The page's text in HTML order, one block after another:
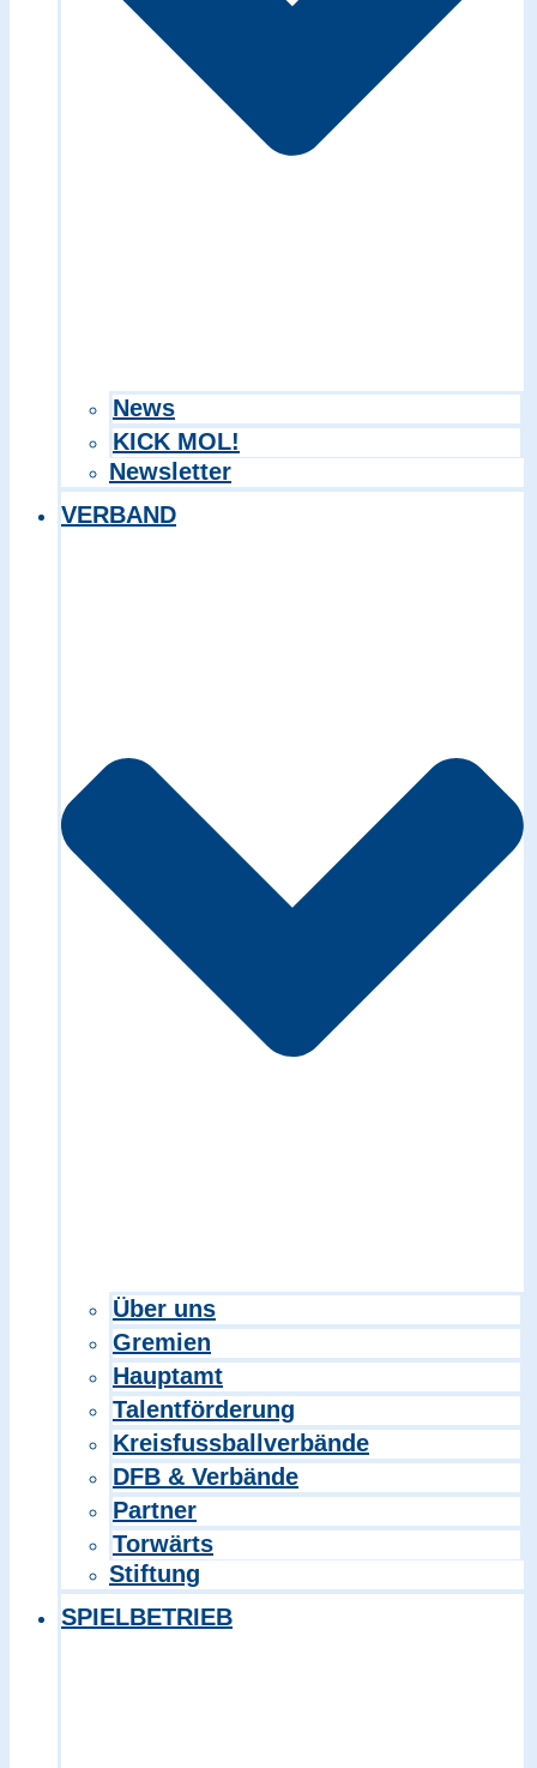
News
KICK MOL!
Newsletter
VERBAND
Über uns
Gremien
Hauptamt
Talentförderung
Kreisfussballverbände
DFB & Verbände
Partner
Torwärts
Stiftung
SPIELBETRIEB
Search in content